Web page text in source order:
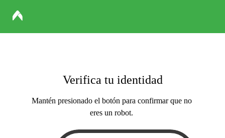
Verifica tu identidad
Mantén presionado el botón para confirmar que no
eres un robot.